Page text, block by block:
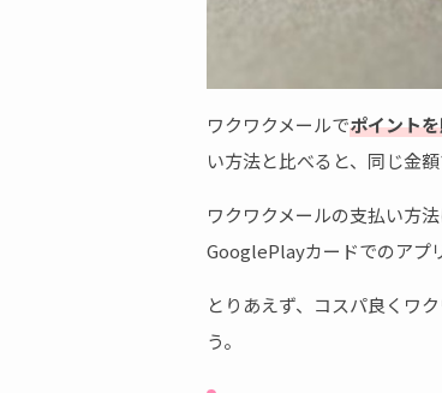
ワクワクメールでポイント
い方法と比べると、同じ金
ワクワクメールの支払い方
GooglePlayカードでのアプ
とりあえず、コスパ良くワ
う。